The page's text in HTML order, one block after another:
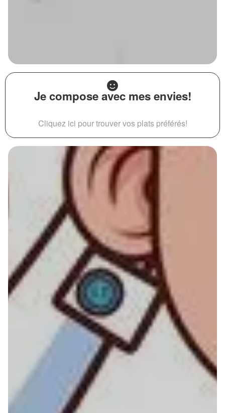
Je compose avec mes envies!
Cliquez ici pour trouver vos plats préférés!